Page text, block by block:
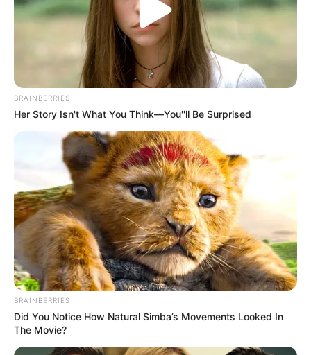
BRAINBERRIES
Her Story Isn't What You Think—You''ll Be Surprised
BRAINBERRIES
Did You Notice How Natural Simba’s Movements Looked In
The Movie?